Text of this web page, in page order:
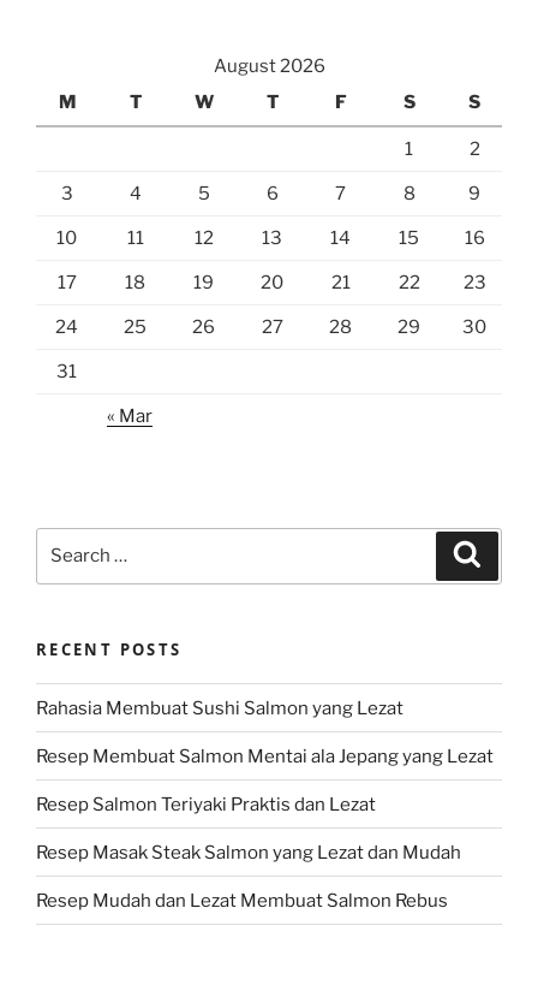
August 2026
M
T W T F S S
1 2
3 4 5 6 7 8 9
10 11 12 13 14 15 16
17 18 19 20 21 22 23
24 25 26 27 28 29 30
31
« Mar
RECENT POSTS
Rahasia Membuat Sushi Salmon yang Lezat
Resep Membuat Salmon Mentai ala Jepang yang Lezat
Resep Salmon Teriyaki Praktis dan Lezat
Resep Masak Steak Salmon yang Lezat dan Mudah
Resep Mudah dan Lezat Membuat Salmon Rebus